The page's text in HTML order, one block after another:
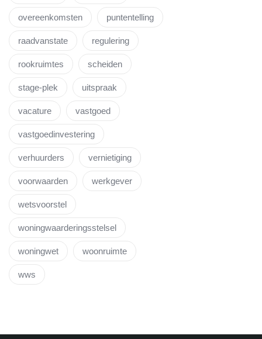
overeenkomsten puntentelling
raadvanstate regulering
rookruimtes scheiden
stage-plek uitspraak
vacature vastgoed
vastgoedinvestering
verhuurders vernietiging
voorwaarden werkgever
wetsvoorstel
woningwaarderingsstelsel
woningwet woonruimte
wws